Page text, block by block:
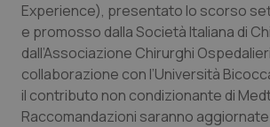
Provincia Autonoma di
Provincia Autonoma di Trento
Puglia
Infezioni & Febbre
Ipertensione & Scompenso
Malattie rare
Experience), presentato lo scorso
e promosso dalla Società Italiana di
dall’Associazione Chirurghi
collaborazione con l’Università
il contributo non condizionante di
Raccomandazioni saranno aggiornate